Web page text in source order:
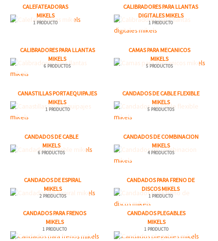
CALEFATEADORAS
MIKELS
1 PRODUCTO
CALIBRADORES PARA LLANTAS
DIGITALES MIKELS
1 PRODUCTO
CALIBRADORES PARA LLANTAS
MIKELS
6 PRODUCTOS
CAMAS PARA MECANICOS
MIKELS
5 PRODUCTOS
CANASTILLAS PORTAEQUIPAJES
MIKELS
1 PRODUCTO
CANDADOS DE CABLE FLEXIBLE
MIKELS
5 PRODUCTOS
CANDADOS DE CABLE
MIKELS
6 PRODUCTOS
CANDADOS DE COMBINACION
MIKELS
4 PRODUCTOS
CANDADOS DE ESPIRAL
MIKELS
2 PRODUCTOS
CANDADOS PARA FRENO DE
DISCOS MIKELS
1 PRODUCTO
CANDADOS PARA FRENOS
MIKELS
1 PRODUCTO
CANDADOS PLEGABLES
MIKELS
1 PRODUCTO